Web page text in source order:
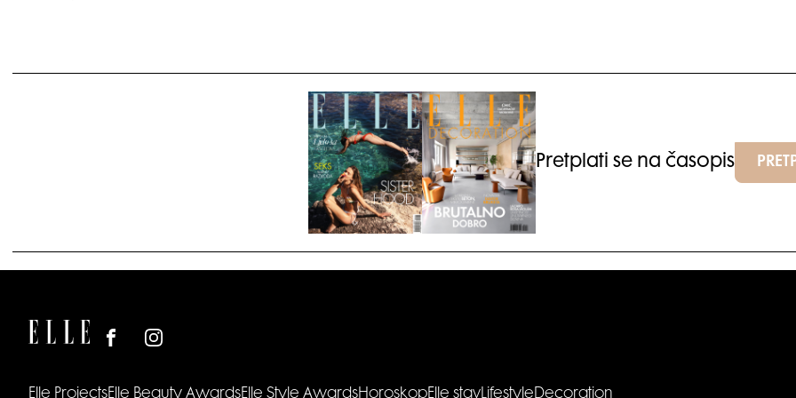
Pretplati se na časopis
Elle ProjectsElle Beauty AwardsElle Style AwardsHoroskopElle stavLifestyleDecoration